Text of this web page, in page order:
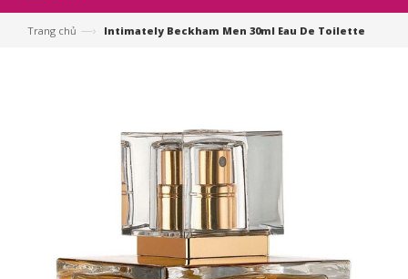
Trang chủ —› Intimately Beckham Men 30ml Eau De Toilette